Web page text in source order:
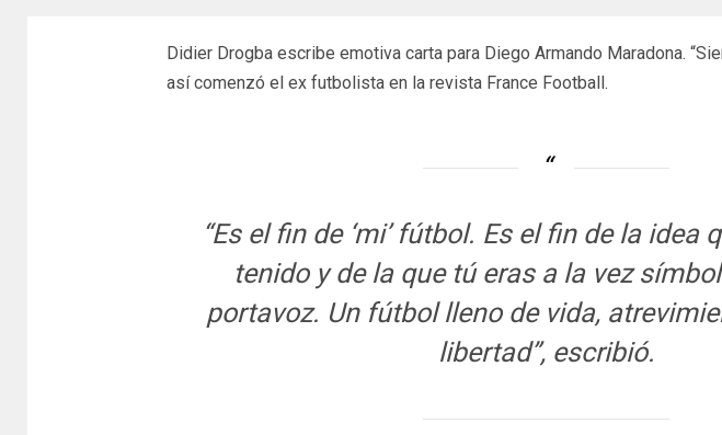
Didier Drogba escribe emotiva carta para Diego Armando Maradona.
así comenzó el ex futbolista en la revista France Football.
“Es el fin de ‘mi’ fútbol. Es el fin de la idea
tenido y de la que tú eras a la vez
portavoz. Un fútbol lleno de vida,
libertad”, escribió.